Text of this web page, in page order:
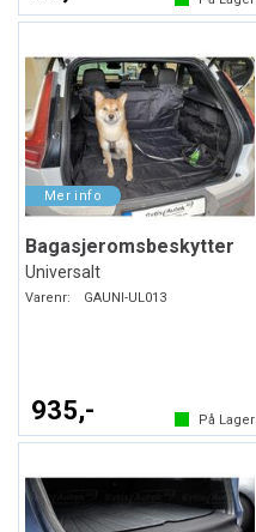
Bagasjeromsbeskytter
Universalt
Varenr: GAUNI-UL013
935,- På Lager